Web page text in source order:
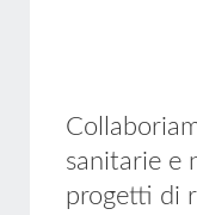
sanitarie e
progetti di